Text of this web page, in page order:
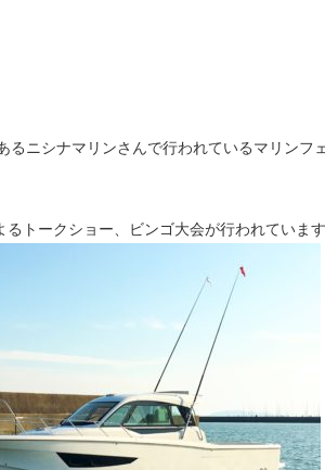
るニシナマリンさんで行われているマリンフ
トークショー、ビンゴ大会が行われていま